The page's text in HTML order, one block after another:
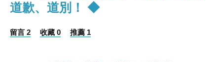
道歉、道別！ ◆
留言 2 收藏 0 推薦 1